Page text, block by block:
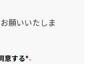
願いいたしま
意する*